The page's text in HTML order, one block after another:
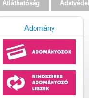
Átláthatóság
Adomány